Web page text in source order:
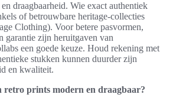
draagbaarheid. Wie exact authentiek
of betrouwbare heritage-collecties
Clothing). Voor betere pasvormen,
garantie zijn heruitgaven van
een goede keuze. Houd rekening met
stukken kunnen duurder zijn
en kwaliteit.
retro prints modern en draagbaar?